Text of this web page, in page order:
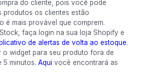
do cliente, pois você pode
produtos os clientes estão
é mais provável que comprem.
faça login na sua loja Shopify e
de alertas de volta ao estoque.
widget para seu produto fora de
5 minutos. Aqui você encontrará as